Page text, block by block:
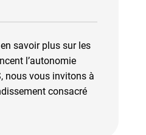
savoir plus sur les
l’autonomie
nous vous invitons à
consacré